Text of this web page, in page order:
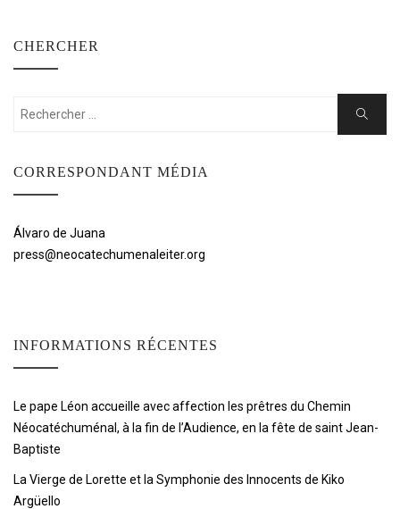
CHERCHER
Rechercher:
Chercher
CORRESPONDANT MÉDIA
Álvaro de Juana
press@neocatechumenaleiter.org
INFORMATIONS RÉCENTES
Le pape Léon accueille avec affection les prêtres du Chemin
Néocatéchuménal, à la fin de l’Audience, en la fête de saint Jean-
Baptiste
La Vierge de Lorette et la Symphonie des Innocents de Kiko
Argüello